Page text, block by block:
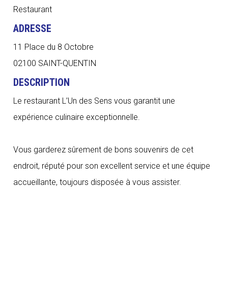
Restaurant
ADRESSE
11 Place du 8 Octobre
02100 SAINT-QUENTIN
DESCRIPTION
Le restaurant L’Un des Sens vous garantit une
expérience culinaire exceptionnelle.
Vous garderez sûrement de bons souvenirs de cet
endroit, réputé pour son excellent service et une équipe
accueillante, toujours disposée à vous assister.